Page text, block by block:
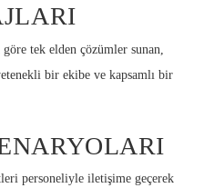
tek elden çözümler sunan,
bir ekibe ve kapsamlı bir
personeliyle iletişime geçerek